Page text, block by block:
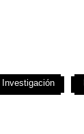
Investigación